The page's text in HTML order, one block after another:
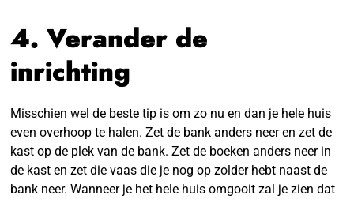
4. Verander de
inrichting
Misschien wel de beste tip is om zo nu en dan je hele huis
even overhoop te halen. Zet de bank anders neer en zet de
kast op de plek van de bank. Zet de boeken anders neer in
de kast en zet die vaas die je nog op zolder hebt naast de
bank neer. Wanneer je het hele huis omgooit zal je zien dat